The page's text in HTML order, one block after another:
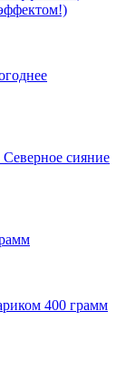
сияние
400 грамм